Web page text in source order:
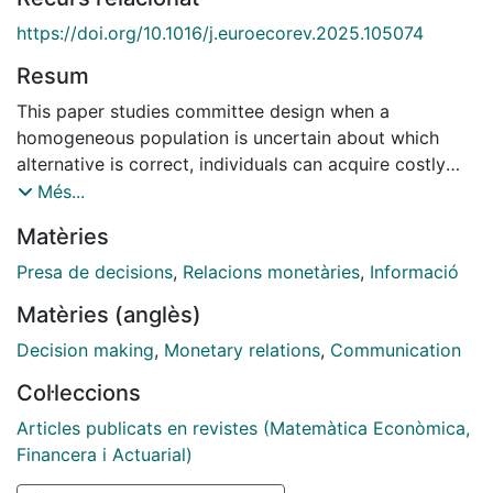
https://doi.org/10.1016/j.euroecorev.2025.105074
Resum
This paper studies committee design when a
homogeneous population is uncertain about which
alternative is correct, individuals can acquire costly
information about the state of the world, and the
rule. We assume verifiability of costs and cost sharing,
which are realistic assumptions in many applications,
reports have to be produced. We show that the
optimal committee size depends on the properties of
either the marginal cost function satisfies a standard
single-crossing condition or the population is
sufficiently large, it is optimal to delegate voting to a
small committee and often to a single individual, in
Més...
Matèries
Presa de decisions, Relacions monetàries, Informació
Matèries (anglès)
Decision making, Monetary relations, Communication
Col·leccions
Articles publicats en revistes (Matemàtica Econòmica,
Financera i Actuarial)